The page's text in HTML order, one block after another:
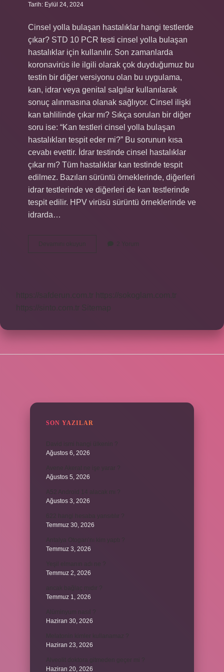
Tarih: Eylül 24, 2024
Cinsel yolla bulaşan hastalıklar hangi testlerde
çıkar? STD 10 PCR testi cinsel yolla bulaşan
hastalıklar için kullanılır. Son zamanlarda
koronavirüs ile ilgili olarak çok duyduğumuz bu
testin bir diğer versiyonu olan bu uygulama,
kan, idrar veya genital salgılar kullanılarak
sonuç alınmasına olanak sağlıyor. Cinsel ilişki
kan tahlilinde çıkar mı? Sıkça sorulan bir diğer
soru ise: “Kan testleri cinsel yolla bulaşan
hastalıkları tespit eder mi?” Bu sorunun kısa
cevabı evettir. İdrar testinde cinsel hastalıklar
çıkar mı? Tüm hastalıklar kan testinde tespit
edilmez. Bazıları sürüntü örneklerinde, diğerleri
idrar testlerinde ve diğerleri de kan testlerinde
tespit edilir. HPV virüsü sürüntü örneklerinde ve
idrarda…
Devamını okuyun
Testinde
2 Yorum
https://safderun.com.tr
https://sokoglam.com.tr
https://sinto.com.tr Sitemap
SON YAZILAR
Ağustos 6, 2026
Ağustos 5, 2026
Ağustos 3, 2026
Temmuz 30, 2026
Temmuz 3, 2026
Temmuz 2, 2026
Temmuz 1, 2026
Haziran 30, 2026
Haziran 23, 2026
Haziran 20, 2026